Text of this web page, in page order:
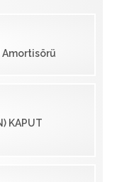
Amortisörü
KAPUT